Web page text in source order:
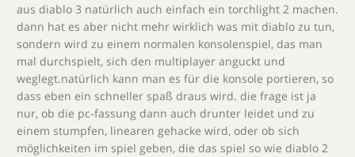
aus diablo 3 natürlich auch einfach ein torchlight 2 machen.
dann hat es aber nicht mehr wirklich was mit diablo zu tun,
sondern wird zu einem normalen konsolenspiel, das man
mal durchspielt, sich den multiplayer anguckt und
weglegt.natürlich kann man es für die konsole portieren, so
dass eben ein schneller spaß draus wird. die frage ist ja
nur, ob die pc-fassung dann auch drunter leidet und zu
einem stumpfen, linearen gehacke wird, oder ob sich
möglichkeiten im spiel geben, die das spiel so wie diablo 2